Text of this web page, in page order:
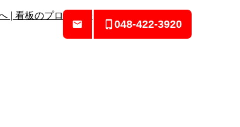
048-422-3920